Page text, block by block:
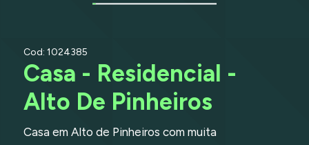
Cod: 1024385
Casa - Residencial -
Alto De Pinheiros
Casa em Alto de Pinheiros com muita